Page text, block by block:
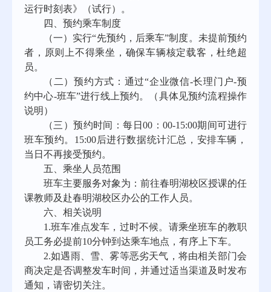
运行时刻表》（试行）
。
四、预约乘车制度
（一）实行“先预约，后乘车”制度。未提前预约
者，原则上不得乘坐，确保车辆核定载客，杜绝超
员。
（二）预约方式：通过“企业微信-长理门户-预
约中心-班车”进行线上预约。
（具体见预约流程操作
说明）
（三）预约时间：每日00：00-1 5:00期间可进行
班车预约。1 5:00后进行数据统计汇总，安排车辆，
当日不再接受预约。
五、乘坐人员范围
班车主要服务对象为：前往春明湖校区授课的任
课教师及赴春明湖校区办公的工作人员。
六、相关说明
1.班车准点发车，过时不候。请乘坐班车的教职
员工务必提前10分钟到达乘车地点，有序上下车。
2.如遇雨、雪、雾等恶劣天气，将由相关部门会
商决定是否调整发车时间，并通过适当渠道及时发布
通知，请密切关注。